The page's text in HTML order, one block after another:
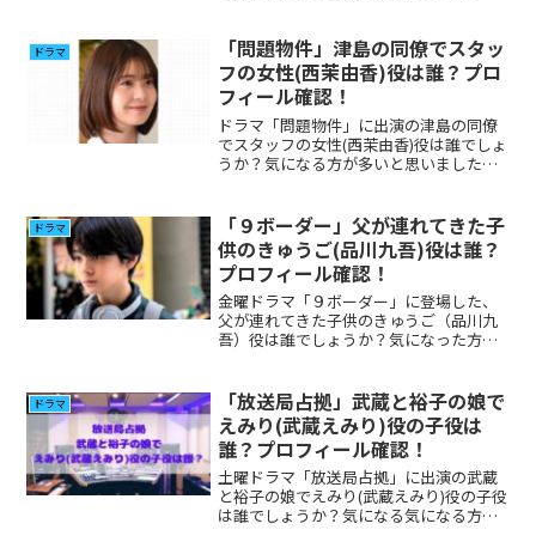
ドラマ
「問題物件」津島の同僚でスタッ
フの女性(西茉由香)役は誰？プロ
フィール確認！
ドラマ「問題物件」に出演の津島の同僚
でスタッフの女性(西茉由香)役は誰でしょ
うか？気になる方が多いと思いましたの
ドラマ
「９ボーダー」父が連れてきた子
供のきゅうご(品川九吾)役は誰？
プロフィール確認！
金曜ドラマ「９ボーダー」に登場した、
父が連れてきた子供のきゅうご（品川九
吾）役は誰でしょうか？気になった方が
ドラマ
「放送局占拠」武蔵と裕子の娘で
えみり(武蔵えみり)役の子役は
誰？プロフィール確認！
土曜ドラマ「放送局占拠」に出演の武蔵
と裕子の娘でえみり(武蔵えみり)役の子役
は誰でしょうか？気になる気になる方が